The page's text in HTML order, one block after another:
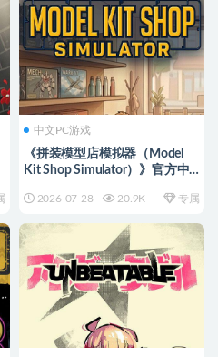
中文PC游戏
《拼装模型店模拟器（Model
Kit Shop Simulator）》官方中
语]2026-07-28 20.9K 专属